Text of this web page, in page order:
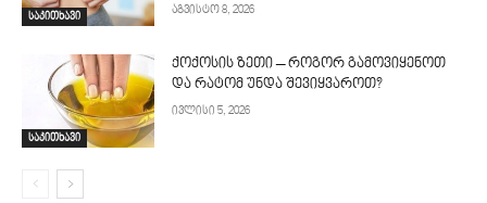
საკითხავი აგვისტო 8, 2026
საკითხავი
ქოქოსის ზეთი – როგორ გამოვიყენოთ
და რატომ უნდა შევიყვაროთ?
ივლისი 5, 2026